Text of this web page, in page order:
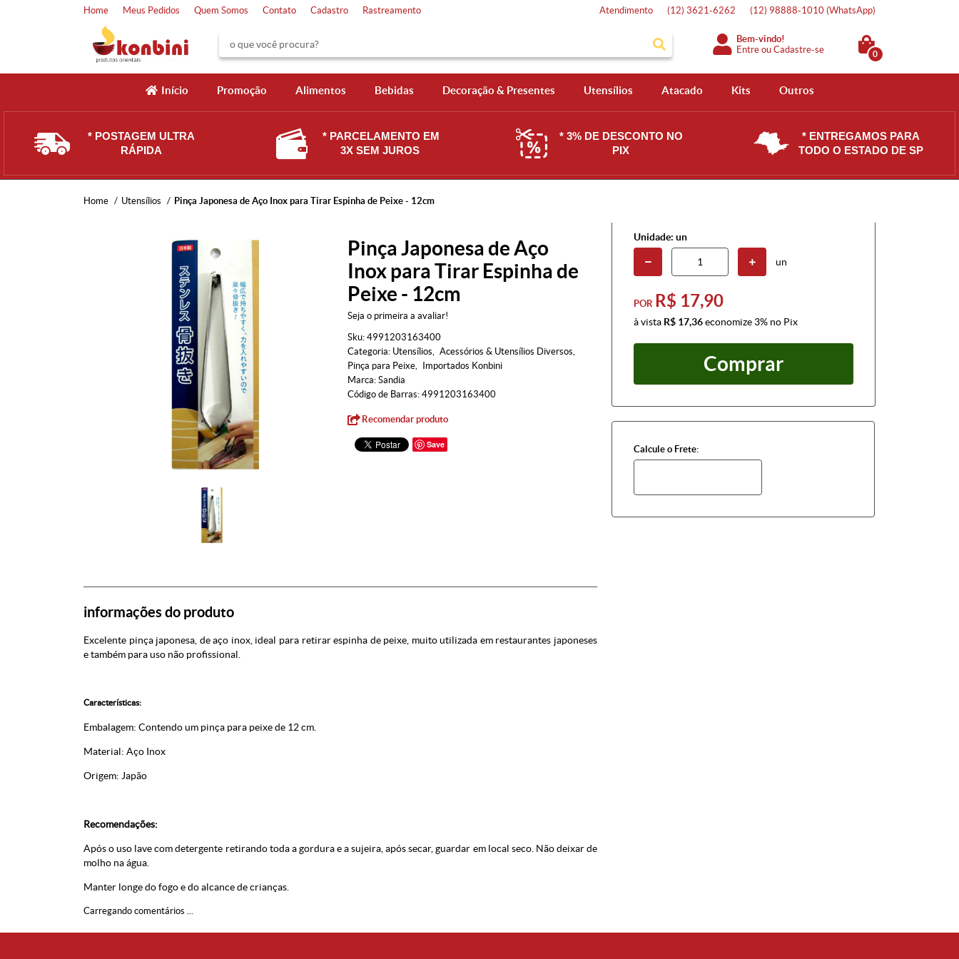
Home Meus Pedidos Quem Somos Contato Cadastro Rastreamento Atendimento (12) 3621-6262 (12) 98888-1010 (WhatsApp)
Bem-vindo!
Entre ouCadastre-se 0
Início Promoção Alimentos Bebidas Decoração & Presentes Utensílios Atacado Kits Outros
* POSTAGEM ULTRA
RÁPIDA
* PARCELAMENTO EM
3X SEM JUROS
* 3% DE DESCONTO NO
PIX
* ENTREGAMOS PARA
TODO O ESTADO DE SP
Home Utensílios Pinça Japonesa de Aço Inox para Tirar Espinha de Peixe - 12cm
Pinça Japonesa de Aço
Inox para Tirar Espinha de
Peixe - 12cm
Seja o primeira a avaliar!
Sku: 4991203163400
Categoria: Utensílios
Acessórios & Utensílios Diversos
Pinça para Peixe
Importados Konbini
Marca: Sandia
Código de Barras: 4991203163400
Recomendar produto
Save
Unidade: un
un
POR R$ 17,90
à vista R$ 17,36economize 3% no Pix
Comprar
Calcule o Frete:
informações do produto
Excelente pinça japonesa, de aço inox, ideal para retirar espinha de peixe, muito utilizada em restaurantes japoneses
e também para uso não profissional.
Características:
Embalagem: Contendo um pinça para peixe de 12 cm.
Material: Aço Inox
Origem: Japão
Recomendações:
Após o uso lave com detergente retirando toda a gordura e a sujeira, após secar, guardar em local seco. Não deixar de
molho na água.
Manter longe do fogo e do alcance de crianças.
Carregando comentários ...